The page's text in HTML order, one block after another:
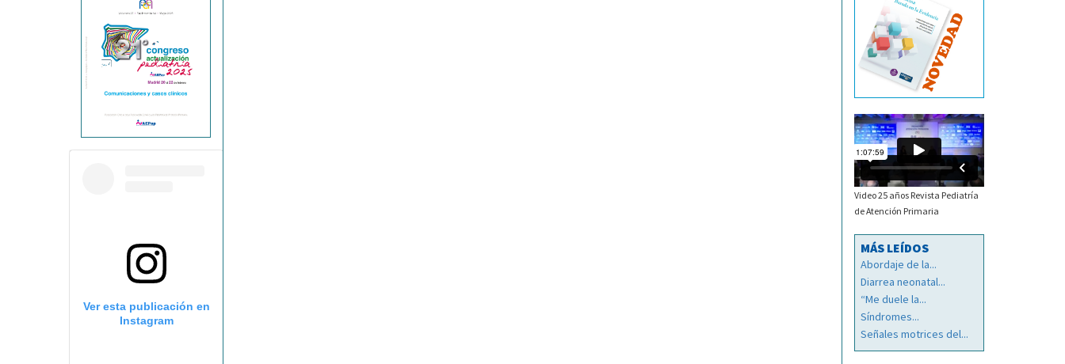
Ver esta publicación en
Instagram
Video 25 años Revista Pediatría
de Atención Primaria
MÁS LEÍDOS
Abordaje de la...
Diarrea neonatal...
“Me duele la...
Síndromes...
Señales motrices del...